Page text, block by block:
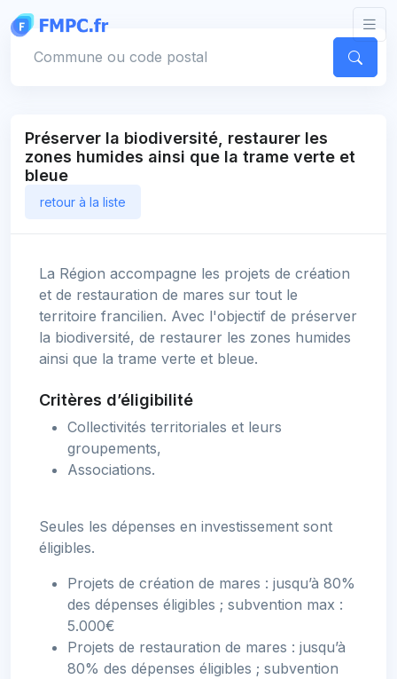
Préserver la biodiversité, restaurer les
zones humides ainsi que la trame verte et
bleue
retour à la liste
La Région accompagne les projets de création
et de restauration de mares sur tout le
territoire francilien. Avec l'objectif de préserver
la biodiversité, de restaurer les zones humides
ainsi que la trame verte et bleue.
Critères d’éligibilité
Collectivités territoriales et leurs
groupements,
Associations.
Seules les dépenses en investissement sont
éligibles.
Projets de création de mares : jusqu’à 80%
des dépenses éligibles ; subvention max :
5.000€
Projets de restauration de mares : jusqu’à
80% des dépenses éligibles ; subvention
Panneau de gestion des cookies